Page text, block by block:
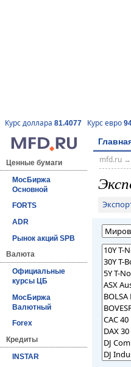
Курс доллара 81.4077 Курс евро
Ценные бумаги
МосБиржа
Основной
FORTS
ADR
Рынок акций SPB
Валюта
Официальные
курсы ЦБ
МосБиржа
Валютный
Forex
Кредиты
INSTAR
mfd.ru→